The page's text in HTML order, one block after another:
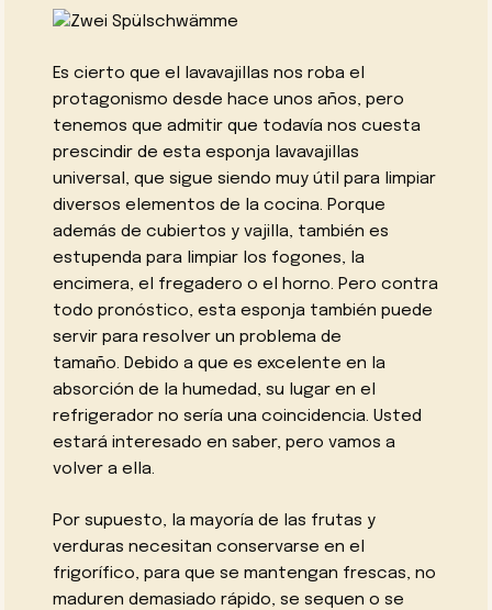
Es cierto que el lavavajillas nos roba el
protagonismo desde hace unos años, pero
tenemos que admitir que todavía nos cuesta
prescindir de esta esponja lavavajillas
universal, que sigue siendo muy útil para limpiar
diversos elementos de la cocina. Porque
además de cubiertos y vajilla, también es
estupenda para limpiar los fogones, la
encimera, el fregadero o el horno. Pero contra
todo pronóstico, esta esponja también puede
servir para resolver un problema de
tamaño. Debido a que es excelente en la
absorción de la humedad, su lugar en el
refrigerador no sería una coincidencia. Usted
estará interesado en saber, pero vamos a
volver a ella.
Por supuesto, la mayoría de las frutas y
verduras necesitan conservarse en el
frigorífico, para que se mantengan frescas, no
maduren demasiado rápido, se sequen o se